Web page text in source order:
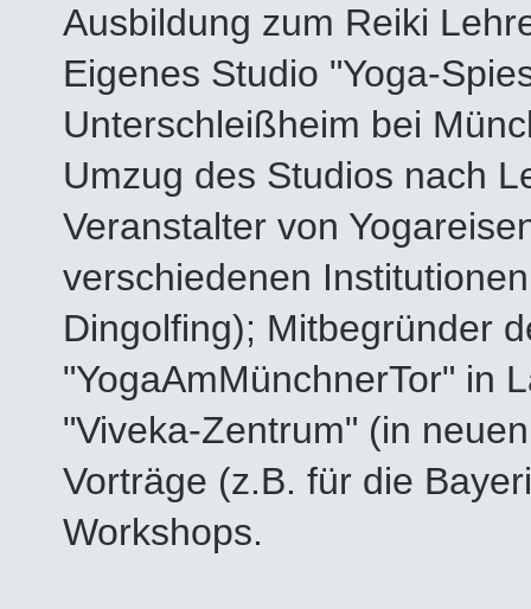
Ausbildung zum Reiki
Eigenes Studio "Yoga-
Unterschleißheim bei
Umzug des Studios nach
Veranstalter von
verschiedenen
Dingolfing); Mitbegründer
"YogaAmMünchnerTor" in
"Viveka-Zentrum" (in
Vorträge (z.B. für die
Workshops.